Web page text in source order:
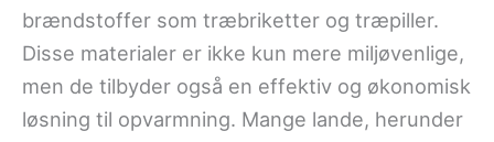
brændstoffer som træbriketter og træpiller.
Disse materialer er ikke kun mere miljøvenlige,
men de tilbyder også en effektiv og økonomisk
løsning til opvarmning. Mange lande, herunder